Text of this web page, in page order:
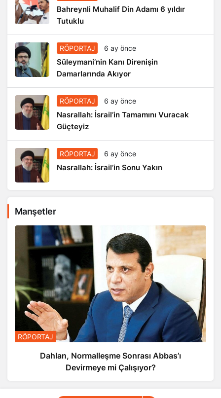
Bahreynli Muhalif Din Adamı 6 yıldır
Tutuklu
RÖPORTAJ 6 ay önce
Süleymani’nin Kanı Direnişin
Damarlarında Akıyor
RÖPORTAJ 6 ay önce
Nasrallah: İsrail’in Tamamını Vuracak
Güçteyiz
RÖPORTAJ 6 ay önce
Nasrallah: İsrail’in Sonu Yakın
Manşetler
RÖPORTAJ
Dahlan, Normalleşme Sonrası Abbas’ı
Devirmeye mi Çalışıyor?